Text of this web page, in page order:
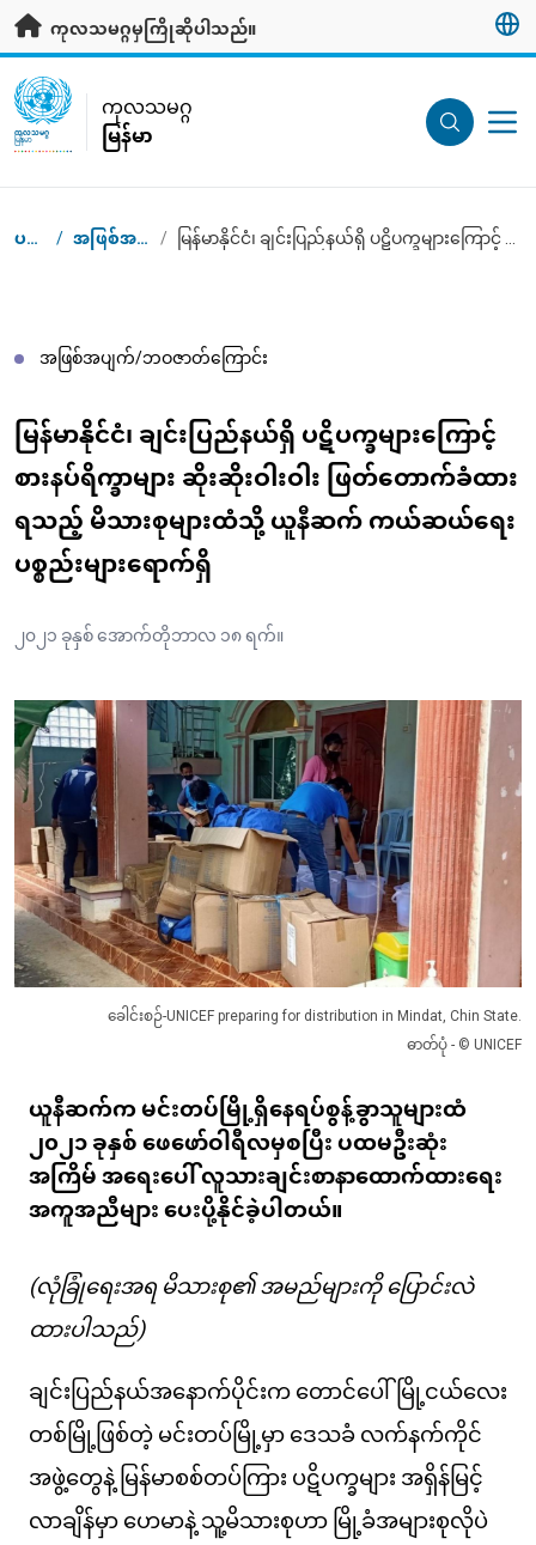
ပင်မအကြောင်းအရာသို့ သွားရန်
ကုလသမဂ္ဂမှကြိုဆိုပါသည်။
UN Logo
ကုလသမဂ္ဂ
မြန်မာ
ကုလသမဂ္ဂ
မြန်မာ
Breadcrumb
ပင်မစာမျက်နှာ / အဖြစ်အပျက်/ဘဝဇာတ်‌ကြောင်းများ /
အဖြစ်အပျက်/ဘဝဇာတ်‌ကြောင်း
မြန်မာနိုင်ငံ၊ ချင်းပြည်နယ်ရှိ ပဋိပက္ခများကြောင့်
စားနပ်ရိက္ခာများ ဆိုးဆိုးဝါးဝါး ဖြတ်တောက်ခံထား
ရသည့် မိသားစုများထံသို့ ယူနီဆက် ကယ်ဆယ်ရေး
ပစ္စည်းများရောက်ရှိ
၂၀၂၁ ခုနှစ် အောက်တိုဘာလ ၁၈ ရက်။
ခေါင်းစဉ်-UNICEF preparing for distribution in Mindat, Chin State.
ဓာတ်ပုံ - © UNICEF
ယူနီဆက်က မင်းတပ်မြို့ရှိနေရပ်စွန့်ခွာသူများထံ
၂၀၂၁ ခုနှစ် ဖေဖော်ဝါရီလမှစပြီး ပထမဦးဆုံး
အကြိမ် အရေးပေါ် လူသားချင်းစာနာထောက်ထားရေး
အကူအညီများ ပေးပို့နိုင်ခဲ့ပါတယ်။
(လုံခြုံရေးအရ မိသားစု၏ အမည်များကို ပြောင်းလဲ
ထားပါသည်)
ချင်းပြည်နယ်အနောက်ပိုင်းက တောင်ပေါ်မြို့ငယ်လေး
တစ်မြို့ဖြစ်တဲ့ မင်းတပ်မြို့မှာ ဒေသခံ လက်နက်ကိုင်
အဖွဲ့တွေနဲ့ မြန်မာစစ်တပ်ကြား ပဋိပက္ခများ အရှိန်မြင့်
လာချိန်မှာ ဟေမာနဲ့ သူ့မိသားစုဟာ မြို့ခံအများစုလိုပဲ